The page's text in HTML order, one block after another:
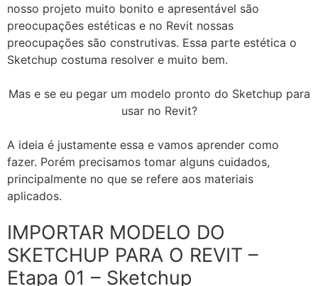
nosso projeto muito bonito e apresentável são
preocupações estéticas e no Revit nossas
preocupações são construtivas. Essa parte estética o
Sketchup costuma resolver e muito bem.
Mas e se eu pegar um modelo pronto do Sketchup para
usar no Revit?
A ideia é justamente essa e vamos aprender como
fazer. Porém precisamos tomar alguns cuidados,
principalmente no que se refere aos materiais
aplicados.
IMPORTAR MODELO DO
SKETCHUP PARA O REVIT –
Etapa 01 – Sketchup